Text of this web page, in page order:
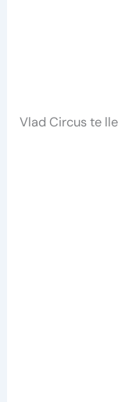
Vlad Circus te